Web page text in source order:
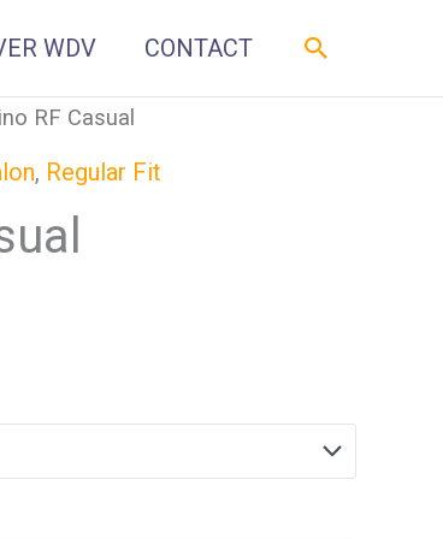
WDV CONTACT Zoeken
RF Casual
, Regular Fit